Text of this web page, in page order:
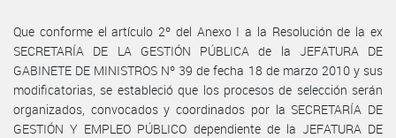
Que conforme el artículo 2º del Anexo I a la Resolución de la ex
SECRETARÍA DE LA GESTIÓN PÚBLICA de la JEFATURA DE
GABINETE DE MINISTROS Nº 39 de fecha 18 de marzo 2010 y sus
modificatorias, se estableció que los procesos de selección serán
organizados, convocados y coordinados por la SECRETARÍA DE
GESTIÓN Y EMPLEO PÚBLICO dependiente de la JEFATURA DE